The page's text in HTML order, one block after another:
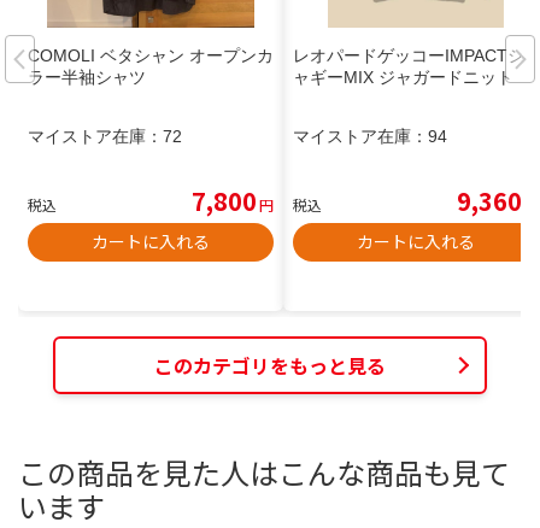
COMOLI ベタシャン オープンカ
ラー半袖シャツ
マイストア在庫： 72
税込 7,800円
カートに入れる
レオパードゲッコーIMPACTシ
ャギーMIX ジャガードニット
マイストア在庫： 94
税込 9,360
カートに入れる
このカテゴリをもっと見る
この商品を見た人はこんな商品も見て
います